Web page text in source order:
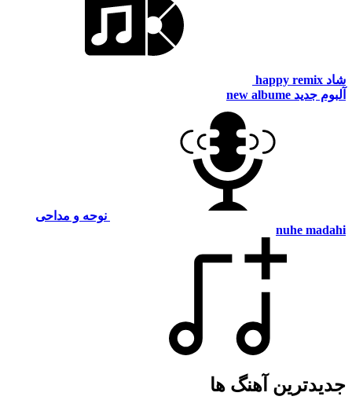
شاد happy remix
آلبوم جدید new albume
نوحه و مداحی
nuhe madahi
جدیدترین آهنگ ها